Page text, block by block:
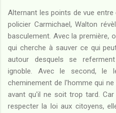
Alternant les points de vue entre
policier Carmichael, Walton
basculement. Avec la première,
qui cherche à sauver ce qui
autour desquels se
ignoble. Avec le second, le
cheminement de l'homme qui
avant qu'il ne soit trop tard.
respecter la loi aux citoyens,